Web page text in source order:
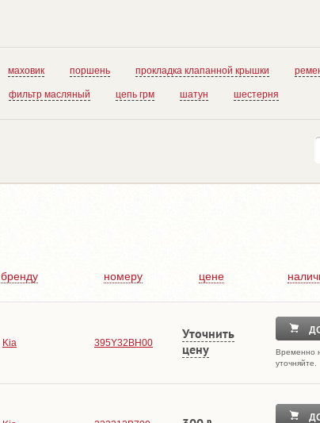
маховик поршень прокладка клапанной крышки
фильтр масляный цепь грм шатун шестерня
бренду номеру цене
Kia 395Y32BH00
Уточнить
цену
Временно
уточняйте.